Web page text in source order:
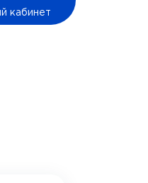
кабинет